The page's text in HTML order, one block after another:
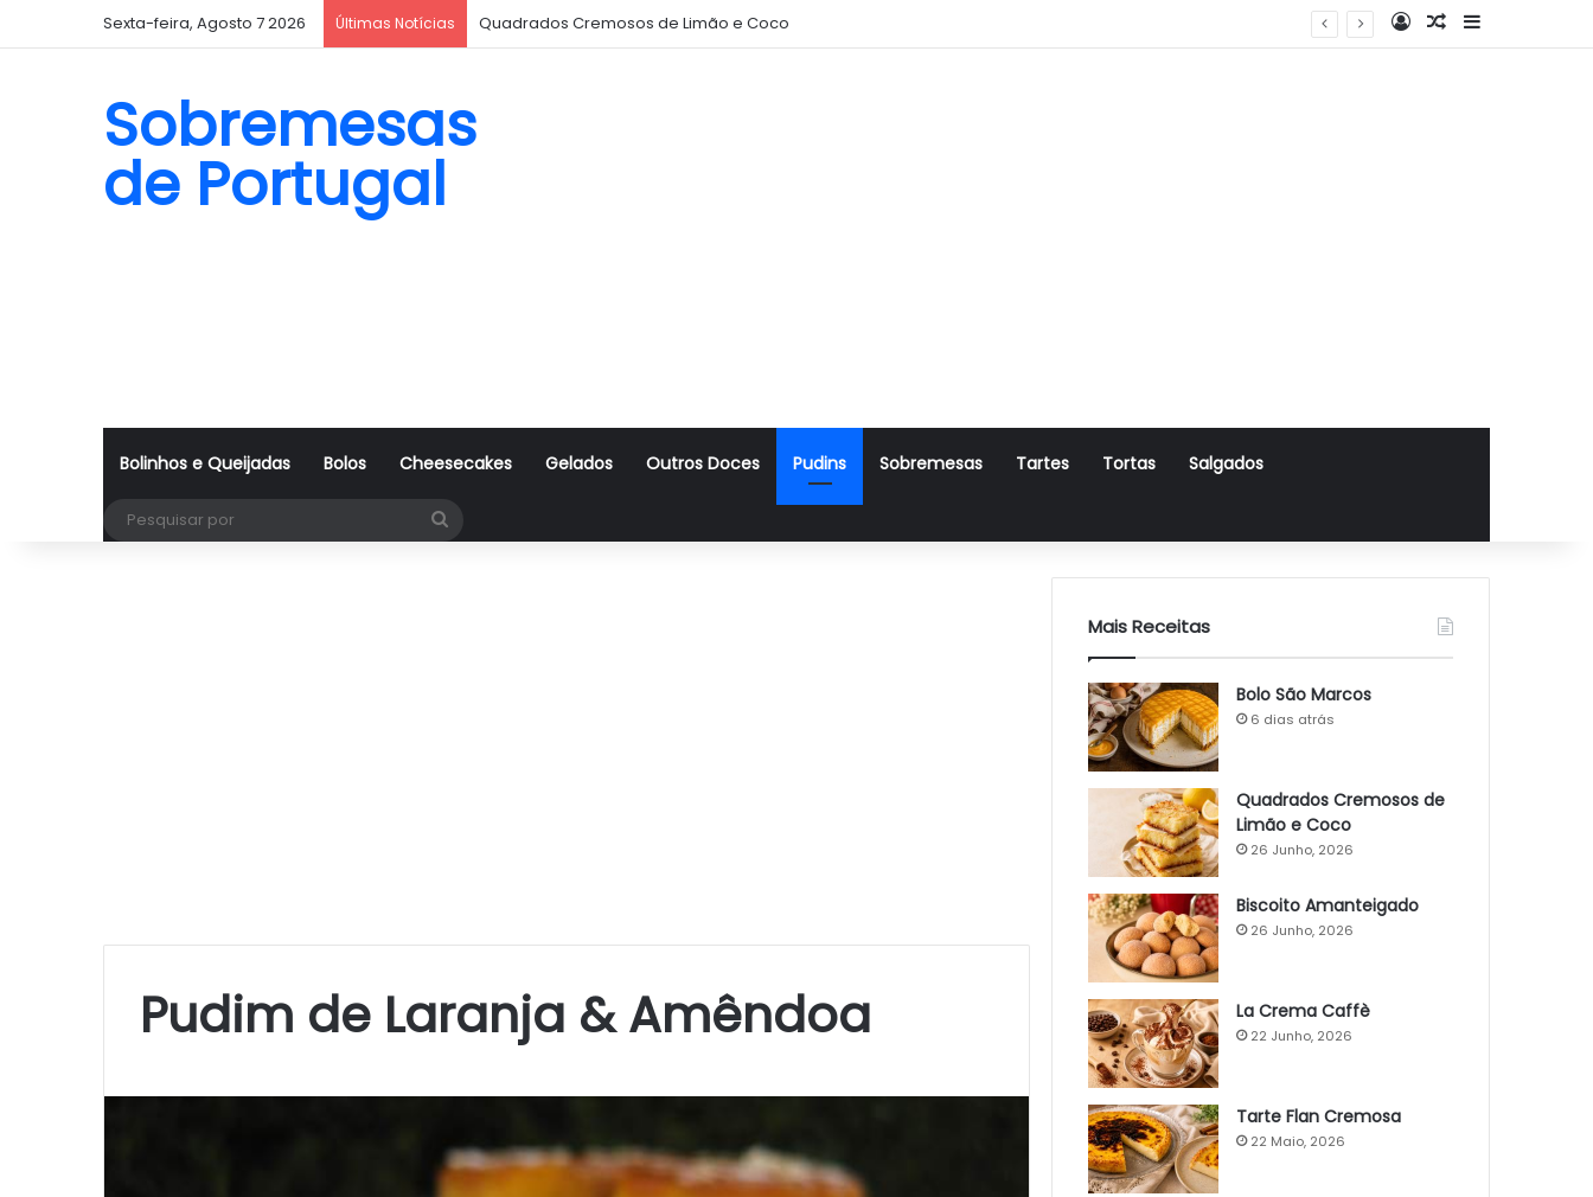
Sexta-feira, Agosto 7 2026 Últimas Notícias Quadrados Cremosos de Limão e Coco Log InArtigo Aleatório
Sidebar
Sobremesas
de Portugal
Bolinhos e Queijadas Bolos Cheesecakes Gelados Outros Doces Pudins Sobremesas Tartes Tortas Salgados
Pudim de Laranja & Amêndoa
Mais Receitas
Bolo São Marcos
6 dias atrás
Quadrados Cremosos de
Limão e Coco
26 Junho, 2026
Biscoito Amanteigado
26 Junho, 2026
La Crema Caffè
22 Junho, 2026
Tarte Flan Cremosa
22 Maio, 2026